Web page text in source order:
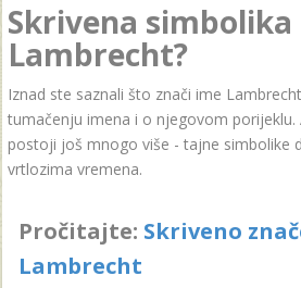
Skrivena simbolika
Lambrecht?
Iznad ste saznali što znači ime
tumačenju imena i o njegovom
postoji još mnogo više - tajne simbolike
vrtlozima vremena.
Pročitajte: Skriveno
Lambrecht